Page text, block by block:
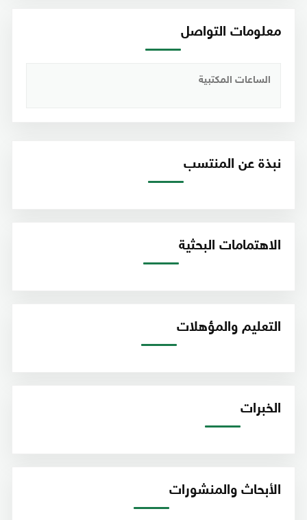
معلومات التواصل
الساعات المكتبية
نبذة عن المنتسب
الاهتمامات البحثية
التعليم والمؤهلات
الخبرات
الأبحاث والمنشورات